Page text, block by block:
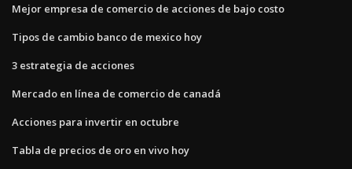
Mejor empresa de comercio de acciones de bajo costo
Tipos de cambio banco de mexico hoy
3 estrategia de acciones
Mercado en línea de comercio de canadá
Acciones para invertir en octubre
Tabla de precios de oro en vivo hoy